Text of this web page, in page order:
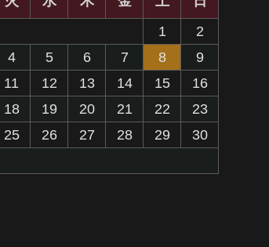
1
2
4 5 6 7 8
9
11 12 13 14 15
16
18 19 20 21 22
23
25 26 27 28 29
30